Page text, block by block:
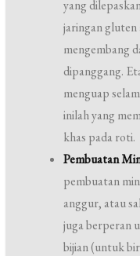
yang
jaringan gluten
mengembang
dipanggang.
menguap
inilah yang
khas pada roti.
Pembuatan
pembuatan
anggur, atau
juga berperan
bijian (untuk